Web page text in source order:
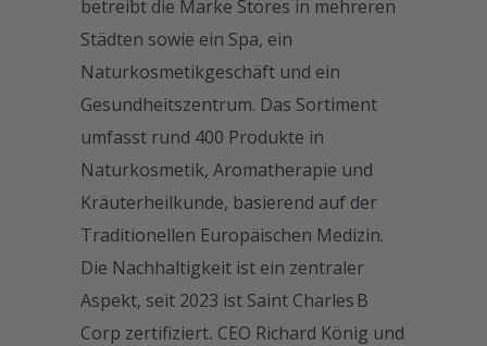
betreibt die Marke Stores in mehreren
Städten sowie ein Spa, ein
Naturkosmetikgeschäft und ein
Gesundheitszentrum. Das Sortiment
umfasst rund 400 Produkte in
Naturkosmetik, Aromatherapie und
Kräuterheilkunde, basierend auf der
Traditionellen Europäischen Medizin.
Die Nachhaltigkeit ist ein zentraler
Aspekt, seit 2023 ist Saint Charles B
Corp zertifiziert. CEO Richard König und